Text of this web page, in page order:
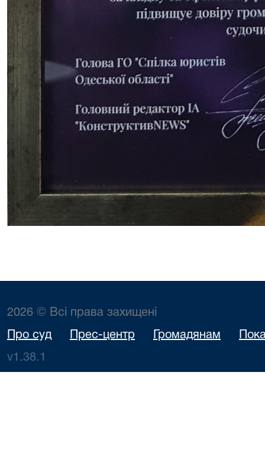
2026 © Всі права захищені
Про суд Прес-центр Громадянам
v1.38.1